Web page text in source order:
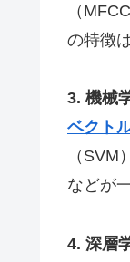
（
の特徴
3. 機械
ベクト
（SVM
などが
4. 深層